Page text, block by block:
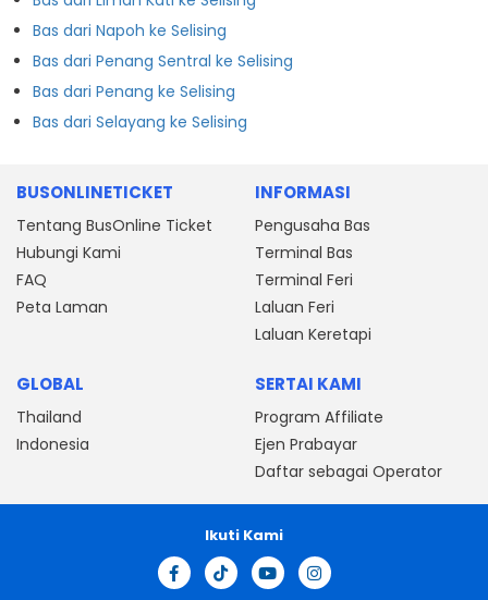
Bas dari Napoh ke Selising
Bas dari Penang Sentral ke Selising
Bas dari Penang ke Selising
Bas dari Selayang ke Selising
BUSONLINETICKET
Tentang BusOnline Ticket
Hubungi Kami
FAQ
Peta Laman
INFORMASI
Pengusaha Bas
Terminal Bas
Terminal Feri
Laluan Feri
Laluan Keretapi
GLOBAL
Thailand
Indonesia
SERTAI KAMI
Program Affiliate
Ejen Prabayar
Daftar sebagai Operator
Ikuti Kami